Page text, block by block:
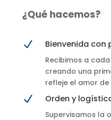
¿Qué hacemos?
N Bienvenida con
Recibimos a
creando una
refleje el amor de
N Orden y
Supervisamos la